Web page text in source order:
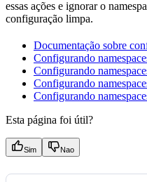
essas ações e ignorar o
configuração limpa.
Documentação sobre
Configurando
Configurando
Configurando
Configurando
Esta página foi útil?
Sim Nao